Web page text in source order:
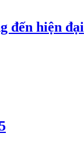
đến hiện đại